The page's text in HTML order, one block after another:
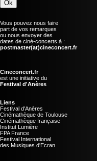
Vous pouvez nous faire
part de vos remarques
ou nous envoyer des
dates de ciné-concerts à :
postmaster(at)cineconcert.fr
Cineconcert.fr
est une initiative du
Festival d'Anères
Liens
Festival d'Anères
Cinémathèque de Toulouse
Cinémathèque française
Institut Lumière
FPA France
Festival International
des Musiques d'Ecran